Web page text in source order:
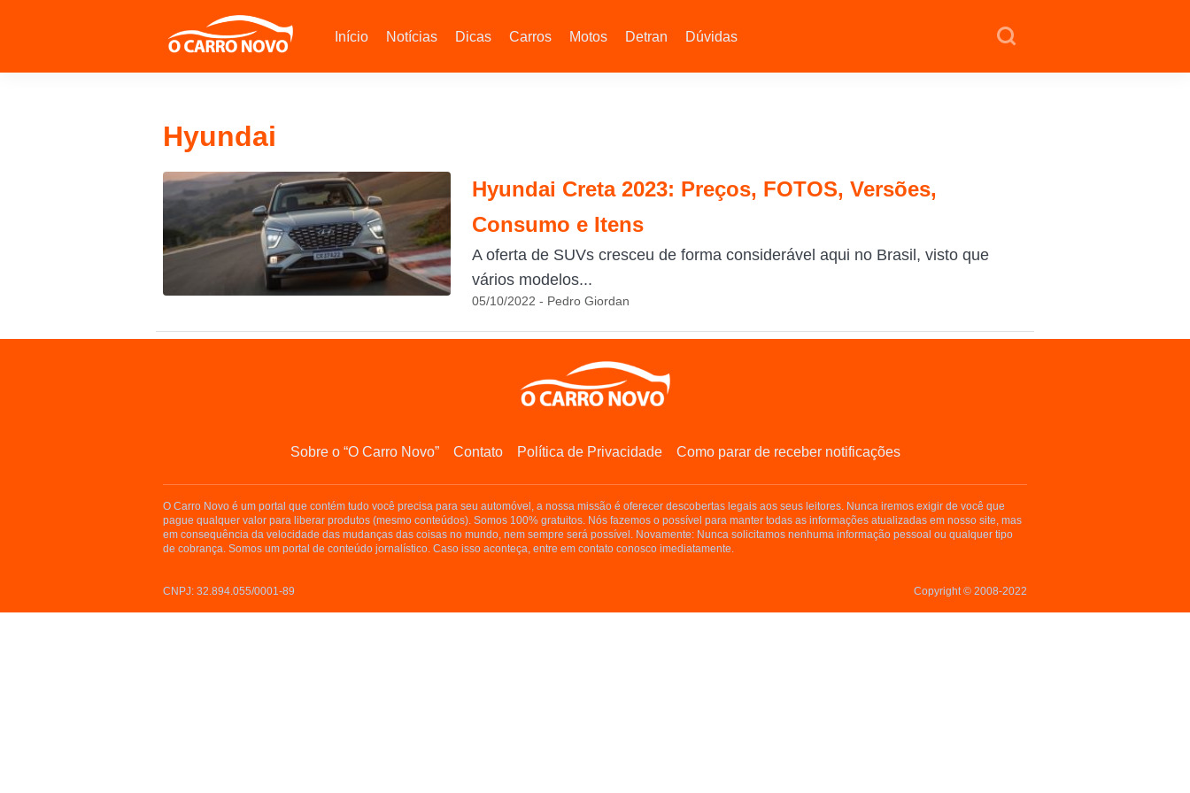
Início Notícias Dicas Carros Motos Detran Dúvidas
Hyundai
Hyundai Creta 2023: Preços, FOTOS, Versões,
Consumo e Itens
A oferta de SUVs cresceu de forma considerável aqui no Brasil, visto que
vários modelos...
05/10/2022 - Pedro Giordan
Sobre o “O Carro Novo” Contato Política de Privacidade Como parar de receber notificações
O Carro Novo é um portal que contém tudo você precisa para seu automóvel, a nossa missão é oferecer descobertas legais aos seus leitores. Nunca iremos exigir de você que
pague qualquer valor para liberar produtos (mesmo conteúdos). Somos 100% gratuitos. Nós fazemos o possível para manter todas as informações atualizadas em nosso site, mas
em consequência da velocidade das mudanças das coisas no mundo, nem sempre será possível. Novamente: Nunca solicitamos nenhuma informação pessoal ou qualquer tipo
de cobrança. Somos um portal de conteúdo jornalístico. Caso isso aconteça, entre em contato conosco imediatamente.
Copyright © 2008-2022
CNPJ: 32.894.055/0001-89